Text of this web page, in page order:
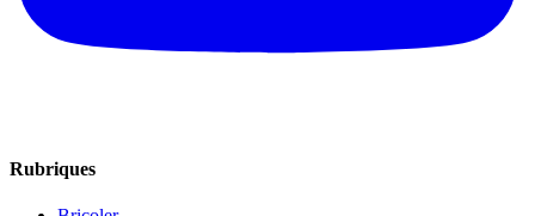
Rubriques